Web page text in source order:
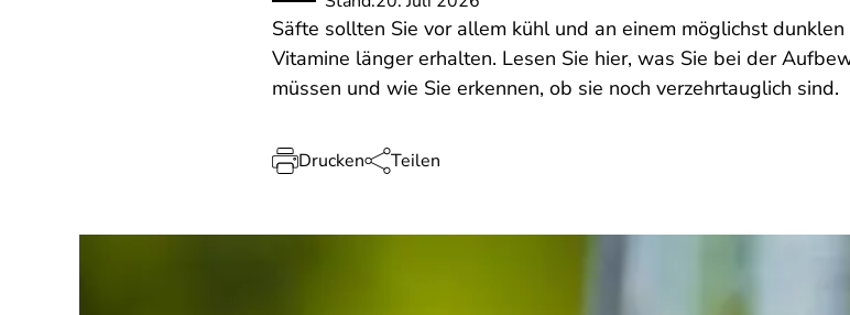
Säfte sollten Sie vor allem kühl und an einem möglichst
Vitamine länger erhalten. Lesen Sie hier, was Sie bei der
müssen und wie Sie erkennen, ob sie noch verzehrtauglich sind.
Drucken Teilen